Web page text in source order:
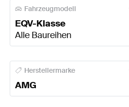
Fahrzeugmodell
EQV-Klasse
Alle Baureihen
Herstellermarke
AMG